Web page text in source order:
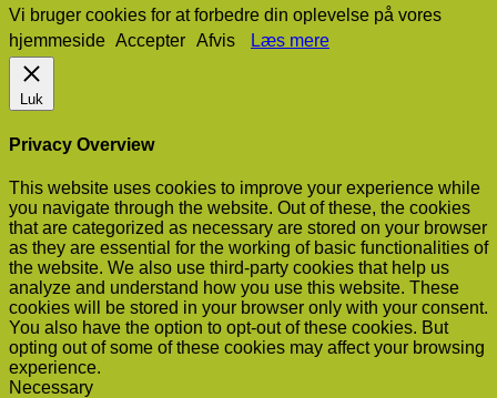
Vi bruger cookies for at forbedre din oplevelse på vores
hjemmeside Accepter Afvis Læs mere
Luk
Privacy Overview
This website uses cookies to improve your experience while
you navigate through the website. Out of these, the cookies
that are categorized as necessary are stored on your browser
as they are essential for the working of basic functionalities of
the website. We also use third-party cookies that help us
analyze and understand how you use this website. These
cookies will be stored in your browser only with your consent.
You also have the option to opt-out of these cookies. But
opting out of some of these cookies may affect your browsing
experience.
Necessary